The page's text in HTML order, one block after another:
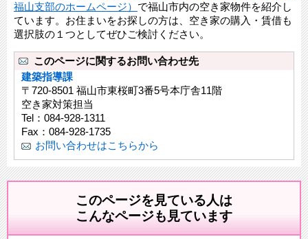
福山支部のホームページ） で福山市内の空き家物件を紹介し
ています。お住まいをお探しの方は、空き家の購入・賃借も
選択肢の１つとしてぜひご検討ください。
このページに関するお問い合わせ先
建築指導課
〒720-8501 福山市東桜町3番5号本庁舎11階
空き家対策担当
Tel：084-928-1311
Fax：084-928-1735
お問い合わせはこちらから
このページを見ている人は
こんなページも見ています